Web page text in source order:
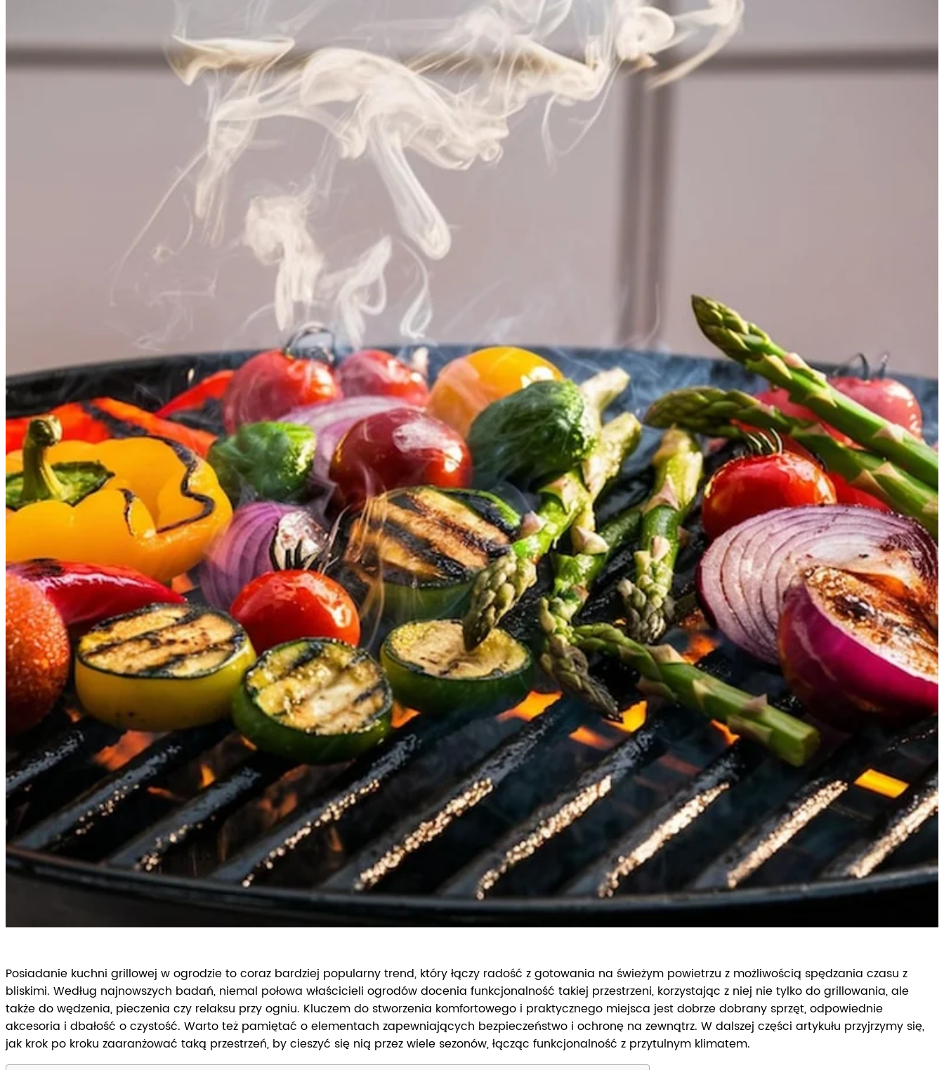
Posiadanie kuchni grillowej w ogrodzie to coraz bardziej popularny trend, który łączy radość z gotowania na świeżym powietrzu z możliwością spędzania czasu z
bliskimi. Według najnowszych badań, niemal połowa właścicieli ogrodów docenia funkcjonalność takiej przestrzeni, korzystając z niej nie tylko do grillowania, ale
także do wędzenia, pieczenia czy relaksu przy ogniu. Kluczem do stworzenia komfortowego i praktycznego miejsca jest dobrze dobrany sprzęt, odpowiednie
akcesoria i dbałość o czystość. Warto też pamiętać o elementach zapewniających bezpieczeństwo i ochronę na zewnątrz. W dalszej części artykułu przyjrzymy się,
jak krok po kroku zaaranżować taką przestrzeń, by cieszyć się nią przez wiele sezonów, łącząc funkcjonalność z przytulnym klimatem.